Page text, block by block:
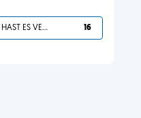
DU HAST ES VERDIENT 16